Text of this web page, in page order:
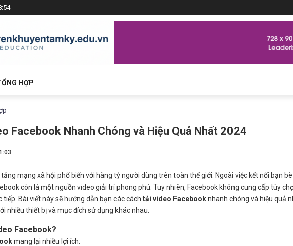
HỢP
Facebook Nhanh Chóng và Hiệu Quả Nhất 2024
mạng xã hội phổ biến với hàng tỷ người dùng trên toàn thế giới. Ngoài việc kết nối bạn
còn là một nguồn video giải trí phong phú. Tuy nhiên, Facebook không cung cấp tùy
tiếp. Bài viết này sẽ hướng dẫn bạn các cách tải video Facebooknhanh chóng và hiệu quả
nhiều thiết bị và mục đích sử dụng khác nhau.
Facebook?
mang lại nhiều lợi ích: